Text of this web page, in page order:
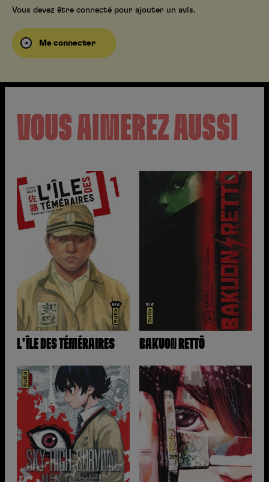
Vous devez être connecté pour ajouter un avis.
Me connecter
VOUS AIMEREZ AUSSI
L'ÎLE DES TÉMÉRAIRES BAKUON RETTÔ